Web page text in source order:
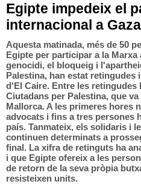
Egipte impedeix el
internacional a Gaza
Aquesta matinada, més de 50
Egipte per participar a la Marxa
genocidi, el bloqueig i
Palestina, han estat
d'El Caire. Entre les retingudes
Ciutadans per Palestina, que
Mallorca. A les primeres hores
advocats i fins a tres persones
país. Tanmateix, els solidaris i
continuen determinats a
final. La xifra de retinguts ha
i que Egipte ofereix a les
de retorn de la seva pròpia
resisteixen units.